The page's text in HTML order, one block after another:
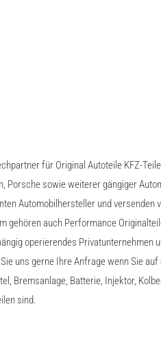
für Original Autoteile KFZ-
Porsche sowie weiterer gängiger
Automobilhersteller und versenden
gehören auch Performance
operierendes Privatunternehmen
uns gerne Ihre Anfrage wenn Sie auf
Bremsanlage, Batterie, Injektor,
sind.